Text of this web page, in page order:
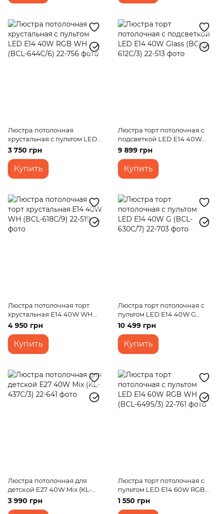
Люстра потолочная
хрустальная с пультом LED
E14 40W RGB WH (BCL-
3 750 грн
Купить
Люстра торт потолочная с
подсветкой LED E14 40W
Glass (BCL-612C/3)
9 899 грн
Купить
Люстра потолочная торт
хрустальная E14 40W WH
(BCL-618C/9)
4 950 грн
Купить
Люстра торт потолочная с
пультом LED E14 40W G
(BCL-630C/7)
10 499 грн
Купить
Люстра потолочная для
детской E27 40W Mix (KL-
437C/3)
3 990 грн
Люстра торт потолочная с
пультом LED E14 60W RGB
WH (BCL-649S/3)
1 550 грн